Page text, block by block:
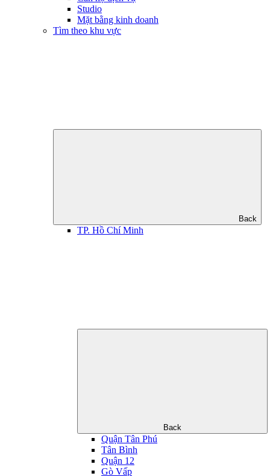
Studio
Mặt bằng kinh doanh
Tìm theo khu vực
Back
TP. Hồ Chí Minh
Back
Quận Tân Phú
Tân Bình
Quận 12
Gò Vấp